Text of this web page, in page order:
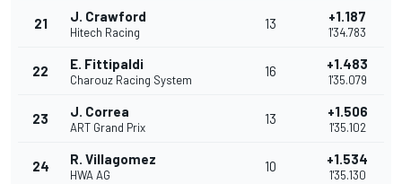
21 J. Crawford
Hitech Racing
13 +1.187
1'34.783
22 E. Fittipaldi
Charouz Racing System
16 +1.483
1'35.079
23 J. Correa
ART Grand Prix
13 +1.506
1'35.102
24 R. Villagomez
HWA AG
10 +1.534
1'35.130